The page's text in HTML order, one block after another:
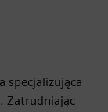
specjalizująca
Zatrudniając